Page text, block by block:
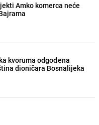
Amko komerca neće
kvoruma odgođena
dioničara Bosnalijeka